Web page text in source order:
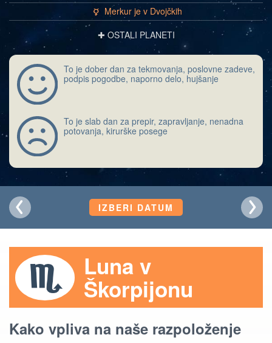
c Merkur je v Dvojčkih
✚ OSTALI PLANETI
To je dober dan za tekmovanja, poslovne zadeve,
podpis pogodbe, naporno delo, hujšanje
To je slab dan za prepir, zapravljanje, nenadna
potovanja, kirurške posege
IZBERI DATUM
Luna v
Škorpijonu
Kako vpliva na naše razpoloženje